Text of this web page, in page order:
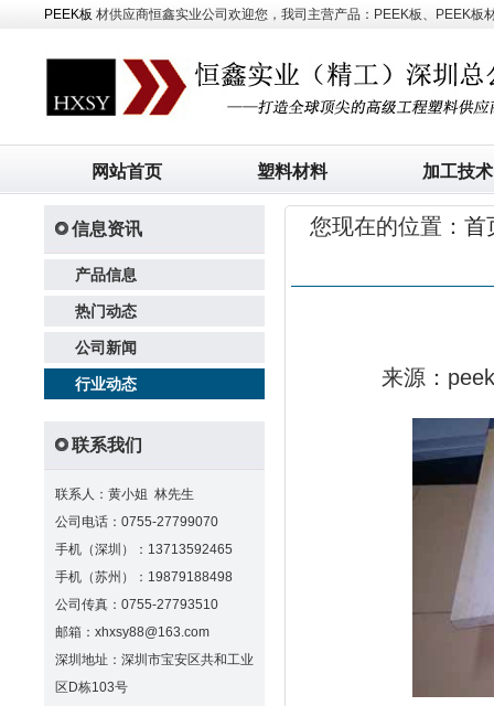
PEEK板 材供应商恒鑫实业公司欢迎您，我司主营产品：PEEK板、PEEK板
网站首页 塑料材料 加工技术
信息资讯
产品信息
热门动态
公司新闻
行业动态
联系我们
联系人：黄小姐 林先生
公司电话：0755-27799070
手机（深圳）：13713592465
手机（苏州）：19879188498
公司传真：0755-27793510
邮箱：xhxsy88@163.com
深圳地址：深圳市宝安区共和工业
区D栋103号
您现在的位置： 首
来源：